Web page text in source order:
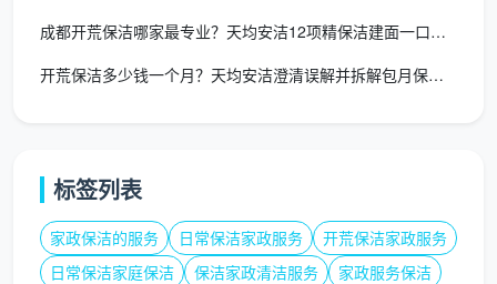
精装交
付新房
轻-中等，主要是腻子微尘
和少量胶印
适用标准单
价
清包/
自己盯
工
重度，全屋遍布乳胶漆点、
水泥块、锯末、胶渍
单价可能上
浮15%-20%
成都开荒保洁哪家最专业？天均安洁12项精保洁建面一口价全包
开荒保洁多少钱一个月？天均安洁澄清误解并拆解包月保洁真实费用
标签列表
家政保洁的服务 日常保洁家政服务
开荒保洁家政服务
日常保洁家庭保洁
保洁家政清洁服务
家政服务保洁